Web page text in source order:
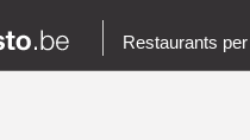
Restaurants